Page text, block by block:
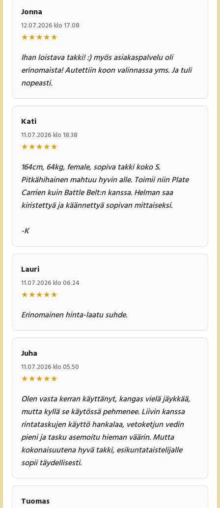
Jonna
12.07.2026 klo 17.08
★★★★★
Ihan loistava takki! :) myös asiakaspalvelu oli
erinomaista! Autettiin koon valinnassa yms. Ja tuli
nopeasti.
Kati
11.07.2026 klo 18.38
★★★★★
164cm, 64kg, female, sopiva takki koko S.
Pitkähihainen mahtuu hyvin alle. Toimii niin Plate
Carrien kuin Battle Belt:n kanssa. Helman saa
kiristettyä ja käännettyä sopivan mittaiseksi.
-K
Lauri
11.07.2026 klo 06.24
★★★★★
Erinomainen hinta-laatu suhde.
Juha
11.07.2026 klo 05.50
★★★★★
Olen vasta kerran käyttänyt, kangas vielä jäykkää,
mutta kyllä se käytössä pehmenee. Liivin kanssa
rintataskujen käyttö hankalaa, vetoketjun vedin
pieni ja tasku asemoitu hieman väärin. Mutta
kokonaisuutena hyvä takki, esikuntataistelijalle
sopii täydellisesti.
Tuomas